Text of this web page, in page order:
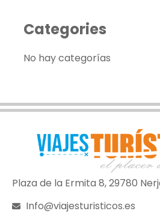
Categories
No hay categorías
Plaza de la Ermita 8, 29780
Info@viajesturisticos.es